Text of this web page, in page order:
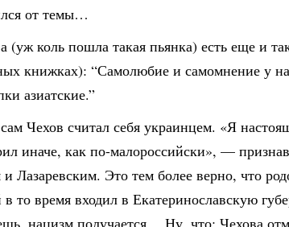
от темы…
(уж коль пошла такая пьянка) есть еще и
книжках): “Самолюбие и самомнение у
азиатские.”
Чехов считал себя украинцем. «Я
иначе, как по-малороссийски», —
и Лазаревским. Это тем более верно, что
в то время входил в Екатеринославскую
нацизм получается… Ну, что: Чехова